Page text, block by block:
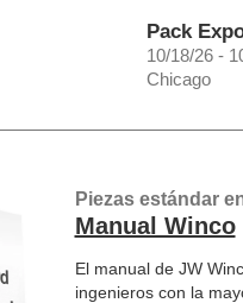
Pack
10/18/26 -
Chicago
Piezas estándar
Manual Winco
El manual de JW
ingenieros con la